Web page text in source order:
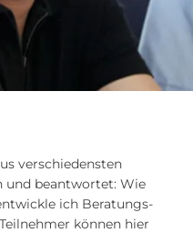
verschiedensten
und beantwortet: Wie
ich Beratungs-
können hier